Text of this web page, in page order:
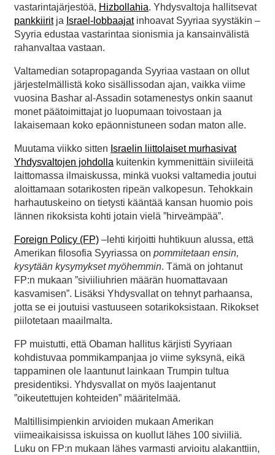
vastarintajärjestöä, Hizbollahia. Yhdysvaltoja hallitsevat
pankkiiritja Israel-lobbaajatinhoavat Syyriaa syystäkin –
Syyria edustaa vastarintaa sionismia ja kansainvälistä
rahanvaltaa vastaan.
Valtamedian sotapropaganda Syyriaa vastaan on ollut
järjestelmällistä koko sisällissodan ajan, vaikka viime
vuosina Bashar al-Assadin sotamenestys onkin saanut
monet päätoimittajat jo luopumaan toivostaan ja
lakaisemaan koko epäonnistuneen sodan maton alle.
Muutama viikko sitten Israelin liittolaiset murhasivat
Yhdysvaltojen johdolla kuitenkin kymmenittäin siviileitä
laittomassa ilmaiskussa, minkä vuoksi valtamedia joutui
aloittamaan sotarikosten ripeän valkopesun. Tehokkain
harhautuskeino on tietysti kääntää kansan huomio pois
lännen rikoksista kohti jotain vielä ”hirveämpää”.
Foreign Policy (FP) –lehti kirjoitti huhtikuun alussa, että
Amerikan filosofia Syyriassa on pommitetaan ensin,
kysytään kysymykset myöhemmin. Tämä on johtanut
FP:n mukaan ”siviiliuhrien määrän huomattavaan
kasvamisen”. Lisäksi Yhdysvallat on tehnyt parhaansa,
jotta se ei joutuisi vastuuseen sotarikoksistaan. Rikokset
piilotetaan maailmalta.
FP muistutti, että Obaman hallitus kärjisti Syyriaan
kohdistuvaa pommikampanjaa jo viime syksynä, eikä
tappaminen ole laantunut lainkaan Trumpin tultua
presidentiksi. Yhdysvallat on myös laajentanut
”oikeutettujen kohteiden” määritelmää.
Maltillisimpienkin arvioiden mukaan Amerikan
viimeaikaisissa iskuissa on kuollut lähes 100 siviiliä.
Luku on FP:n mukaan lähes varmasti arvioitu alakanttiin,